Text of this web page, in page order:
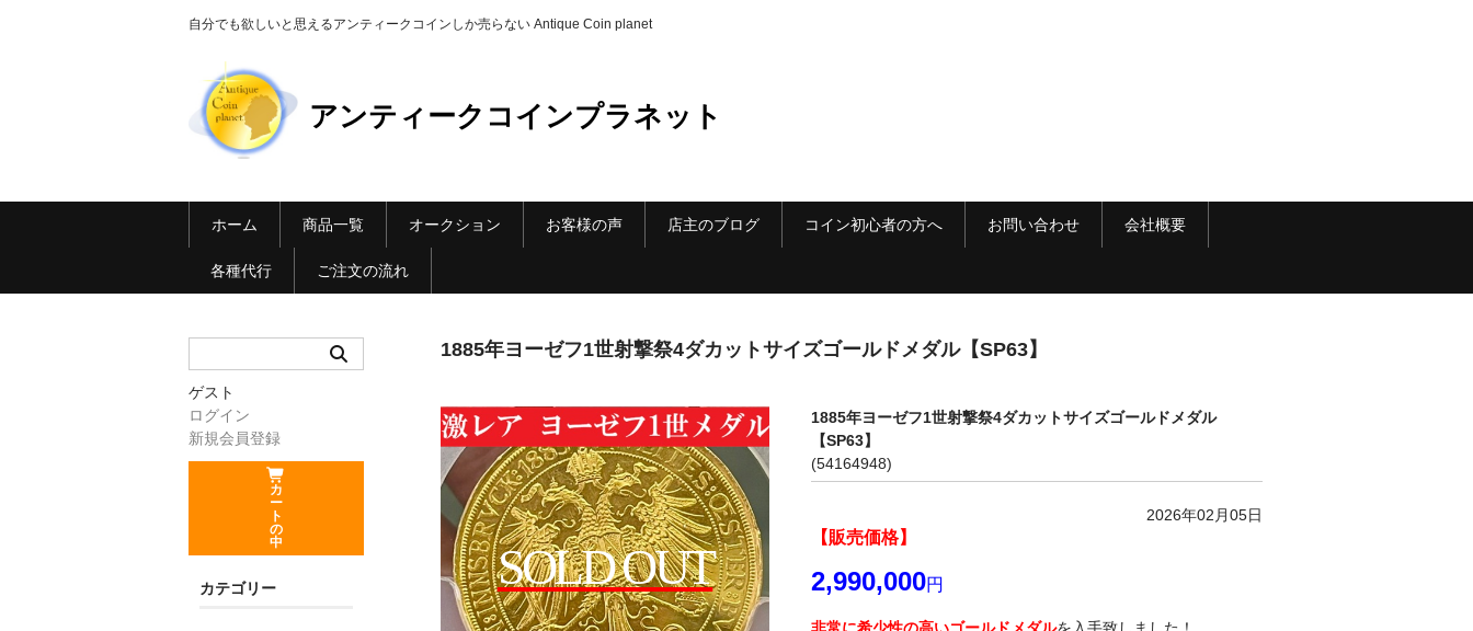
自分でも欲しいと思えるアンティークコインしか売らない Antique Coin planet
アンティークコインプラネット
ホーム 商品一覧 オークション お客様の声 店主のブログ コイン初心者の方へ お問い合わせ 会社概要
各種代行 ご注文の流れ
ゲスト
ログイン
新規会員登録
カ
ー
ト
の
中
カテゴリー
1885年ヨーゼフ1世射撃祭4ダカットサイズゴールドメダル【SP63】
SOLD OUT
1885年ヨーゼフ1世射撃祭4ダカットサイズゴールドメダル
【SP63】
(54164948)
2026年02月05日
【販売価格】
2,990,000円